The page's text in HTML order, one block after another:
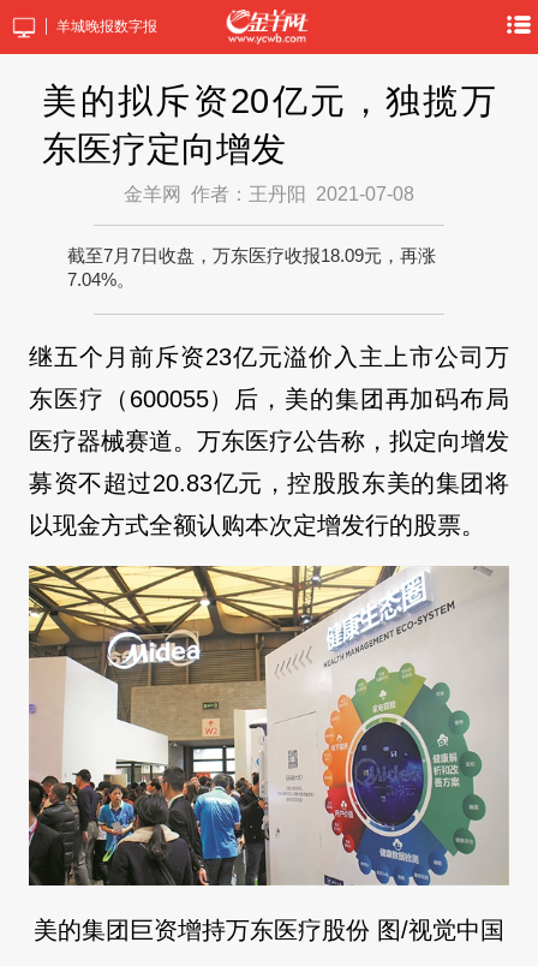
羊城晚报数字报
美的拟斥资20亿元，独揽万
东医疗定向增发
金羊网 作者：王丹阳 2021-07-08
截至7月7日收盘，万东医疗收报18.09元，再涨
7.04%。
继五个月前斥资23亿元溢价入主上市公司万
东医疗（600055）后，美的集团再加码布局
医疗器械赛道。万东医疗公告称，拟定向增发
募资不超过20.83亿元，控股股东美的集团将
以现金方式全额认购本次定增发行的股票。
美的集团巨资增持万东医疗股份 图/视觉中国